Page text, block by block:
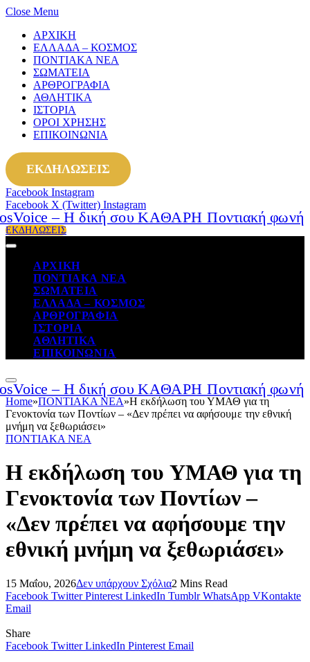
Close Menu
ΑΡΧΙΚΗ
ΕΛΛΑΔΑ – ΚΟΣΜΟΣ
ΠΟΝΤΙΑΚΑ ΝΕΑ
ΣΩΜΑΤΕΙΑ
ΑΡΘΡΟΓΡΑΦΙΑ
ΑΘΛΗΤΙΚΑ
ΙΣΤΟΡΙΑ
ΟΡΟΙ ΧΡΗΣΗΣ
ΕΠΙΚΟΙΝΩΝΙΑ
ΕΚΔΗΛΩΣΕΙΣ
Facebook Instagram
Facebook X (Twitter) Instagram
ΕΚΔΗΛΩΣΕΙΣ
ΑΡΧΙΚΗ
ΠΟΝΤΙΑΚΑ ΝΕΑ
ΣΩΜΑΤΕΙΑ
ΕΛΛΑΔΑ – ΚΟΣΜΟΣ
ΑΡΘΡΟΓΡΑΦΙΑ
ΙΣΤΟΡΙΑ
ΑΘΛΗΤΙΚΑ
ΕΠΙΚΟΙΝΩΝΙΑ
Home»ΠΟΝΤΙΑΚΑ ΝΕΑ»Η εκδήλωση του ΥΜΑΘ για τη
Γενοκτονία των Ποντίων – «Δεν πρέπει να αφήσουμε την εθνική
μνήμη να ξεθωριάσει»
ΠΟΝΤΙΑΚΑ ΝΕΑ
Η εκδήλωση του ΥΜΑΘ για τη
Γενοκτονία των Ποντίων –
«Δεν πρέπει να αφήσουμε την
εθνική μνήμη να ξεθωριάσει»
15 Μαΐου, 2026Δεν υπάρχουν Σχόλια2 Mins Read
Facebook Twitter Pinterest LinkedIn Tumblr WhatsApp VKontakte
Email
Share
Facebook Twitter LinkedIn Pinterest Email